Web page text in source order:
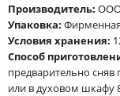
Производитель: ООО
Упаковка:
Условия хранения:
Способ
предварительно
или в духовом шкафу